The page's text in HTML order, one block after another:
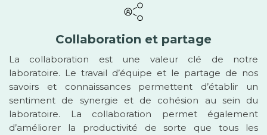
Collaboration et partage
La collaboration est une valeur clé de notre
laboratoire. Le travail d’équipe et le partage de nos
savoirs et connaissances permettent d’établir un
sentiment de synergie et de cohésion au sein du
laboratoire. La collaboration permet également
d’améliorer la productivité de sorte que tous les